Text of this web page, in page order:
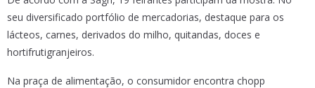
seu diversificado portfólio de mercadorias, destaque para os
lácteos, carnes, derivados do milho, quitandas, doces e
hortifrutigranjeiros.
Na praça de alimentação, o consumidor encontra chopp